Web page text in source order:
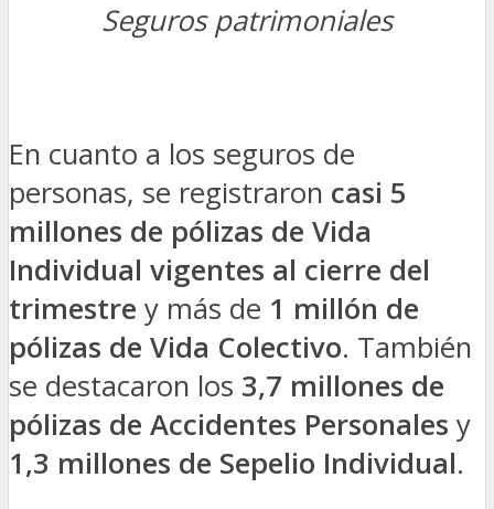
Seguros patrimoniales
En cuanto a los seguros de
personas, se registraron casi 5
millones de pólizas de Vida
Individual vigentes al cierre del
trimestre y más de 1 millón de
pólizas de Vida Colectivo. También
se destacaron los 3,7 millones de
pólizas de Accidentes Personales y
1,3 millones de Sepelio Individual.